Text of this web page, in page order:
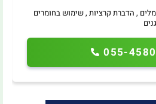
055-
, הדברת קרציות , שימוש בחומרים